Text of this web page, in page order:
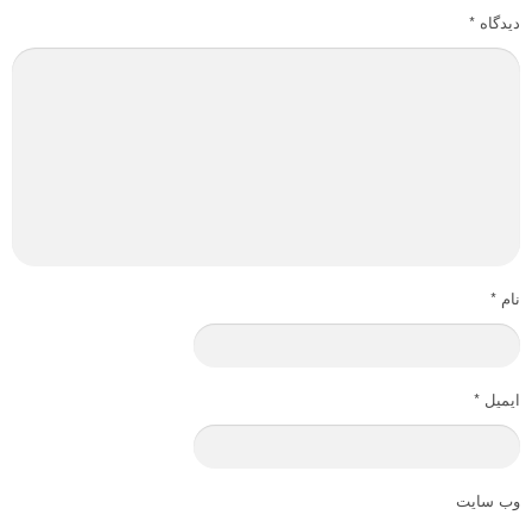
دیدگاه *
نام *
ایمیل *
وب‌ سایت